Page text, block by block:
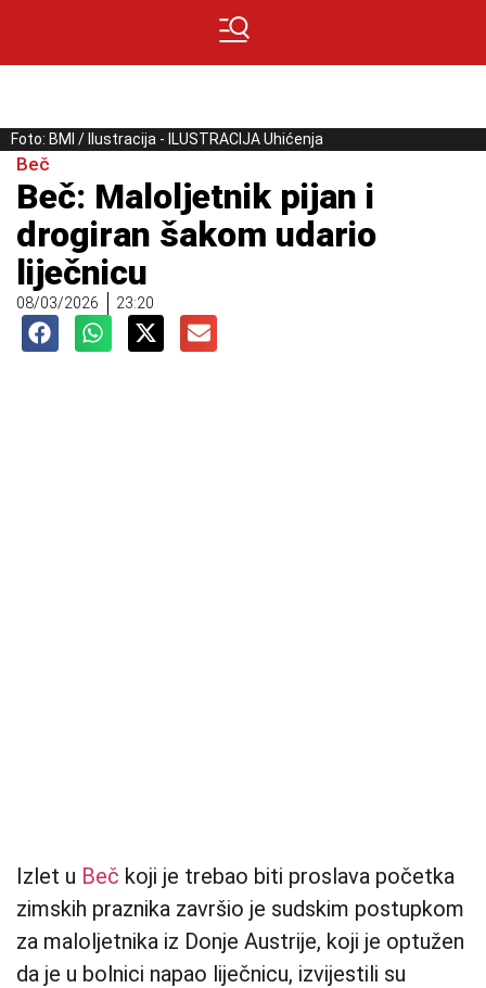
Foto: BMI / Ilustracija - ILUSTRACIJA Uhićenja
Beč
Beč: Maloljetnik pijan i
drogiran šakom udario
liječnicu
08/03/2026 23:20
Izlet u Beč koji je trebao biti proslava početka
zimskih praznika završio je sudskim postupkom
za maloljetnika iz Donje Austrije, koji je optužen
da je u bolnici napao liječnicu, izvijestili su